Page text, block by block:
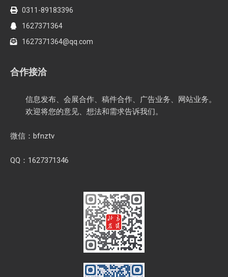
0311-89183396
1627371364
1627371364@qq.com
合作接洽
信息发布、会展合作、稿件合作、广告业务、网站业务。
欢迎将您的意见、想法和需求告诉我们。
微信：bfnztv
QQ：1627371346